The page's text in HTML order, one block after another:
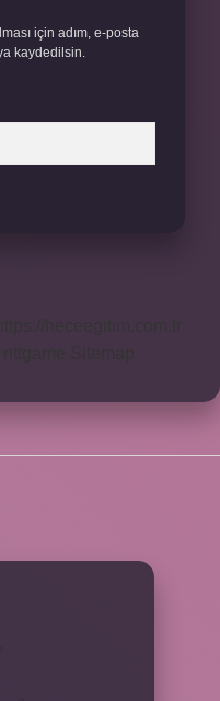
için adım, e-posta
kaydedilsin.